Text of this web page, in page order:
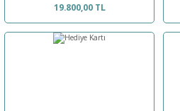
19.800,00 TL